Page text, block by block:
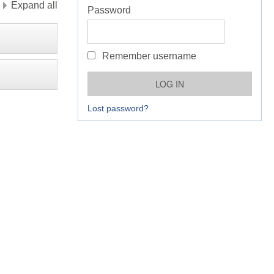
Expand all Password
Remember username
Lost password?